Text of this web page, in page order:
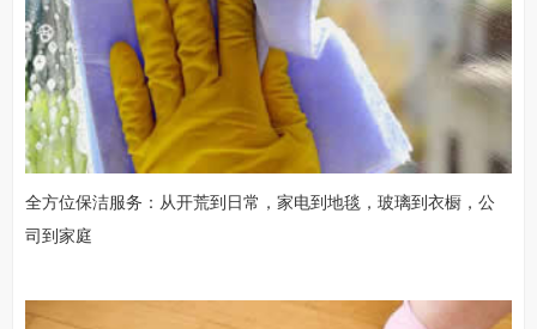
全方位保洁服务：从开荒到日常，家电到地毯，玻璃到衣橱，公
司到家庭